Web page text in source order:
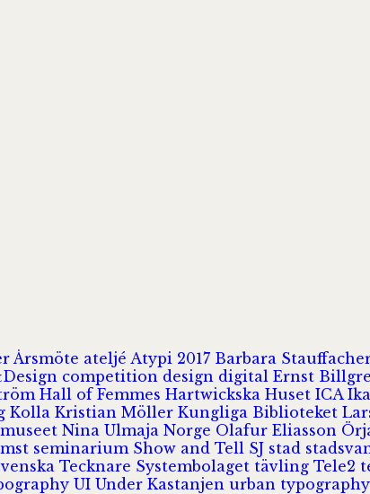
Årsmöte ateljé Atypi 2017 Barbara
competition design digital Ernst
Hall of Femmes Hartwickska Huset ICA
Kolla Kristian Möller Kungliga Biblioteket
Nina Ulmaja Norge Olafur Eliasson
seminarium Show and Tell SJ stad
Tecknare Systembolaget tävling Tele2
UI Under Kastanjen urban typography